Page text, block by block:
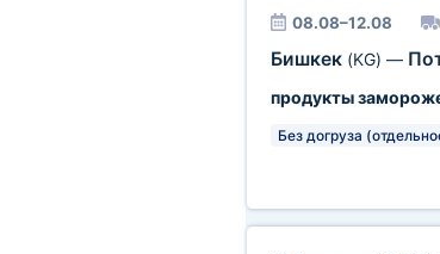
08.08–12.08
Бишкек (KG) —
продукты
Без догруза